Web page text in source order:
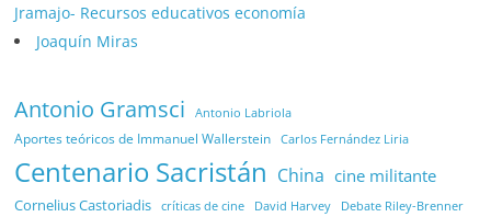
Jramajo- Recursos educativos economía
Joaquín Miras
Antonio Gramsci Antonio Labriola
Aportes teóricos de Immanuel Wallerstein Carlos Fernández Liria
Centenario Sacristán China cine militante
Cornelius Castoriadis críticas de cine David Harvey Debate Riley-Brenner